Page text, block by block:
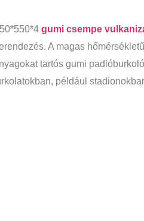
gumi csempe
A magas
tartós gumi
például